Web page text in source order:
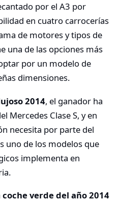
por el A3 por
en cuatro carrocerías
de motores y tipos de
una de las opciones más
por un modelo de
dimensiones.
2014, el ganador ha
Mercedes Clase S, y en
necesita por parte del
uno de los modelos que
implementa en
coche verde del año 2014